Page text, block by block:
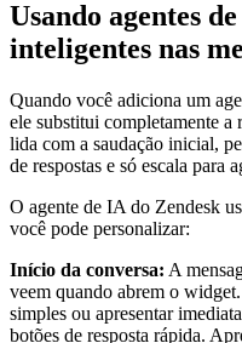
Usando agentes
inteligentes nas
Quando você adiciona um
ele substitui completamente a
lida com a saudação inicial,
de respostas e só escala para
O agente de IA do Zendesk
você pode personalizar:
Início da conversa: A
veem quando abrem o
simples ou apresentar
botões de resposta rápida.